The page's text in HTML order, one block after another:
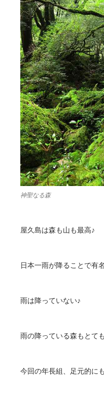
神聖なる森
屋久島は森も山も最高♪
日本一雨が降ることで有
雨は降っていない♪
雨の降っている森もとて
今回の年長組、足元的に